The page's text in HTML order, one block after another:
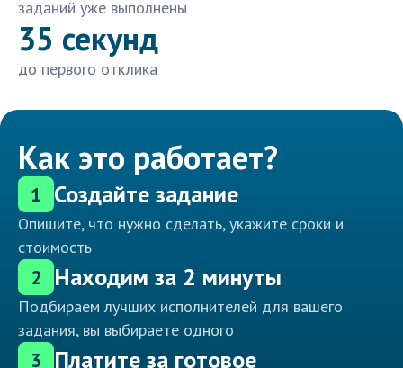
заданий уже выполнены
35 секунд
до первого отклика
Как это работает?
1 Создайте задание
Опишите, что нужно сделать, укажите сроки и
стоимость
2 Находим за 2 минуты
Подбираем лучших исполнителей для вашего
задания, вы выбираете одного
3 Платите за готовое